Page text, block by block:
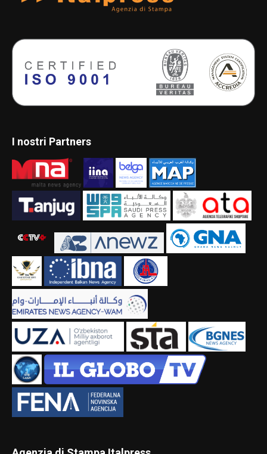
I nostri Partners